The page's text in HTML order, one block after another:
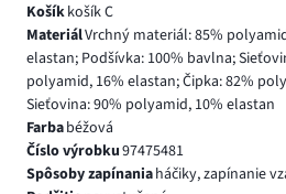
Košíkkošík C
MateriálVrchný materiál: 85%
elastan; Podšívka: 100% bavlna;
polyamid, 16% elastan; Čipka: 82%
Sieťovina: 90% polyamid, 10% elastan
Farbabéžová
Číslo výrobku97475481
Spôsoby zapínaniaháčiky, zapínanie